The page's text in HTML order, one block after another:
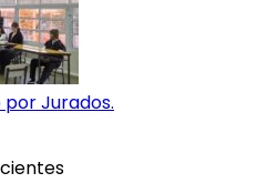
Jurados.